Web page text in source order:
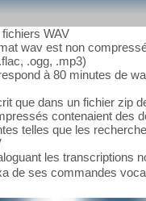
WAV
wav est non
.ogg, .mp3)
à 80 minutes de
que dans un fichier zip
contenaient des
telles que les
les transcriptions
de ses commandes